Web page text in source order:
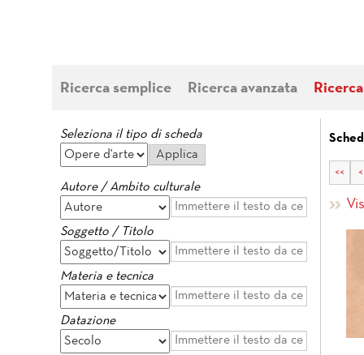
Ricerca semplice Ricerca avanzata
Seleziona il tipo di scheda
Autore / Ambito culturale
Soggetto / Titolo
Materia e tecnica
Datazione
<< <